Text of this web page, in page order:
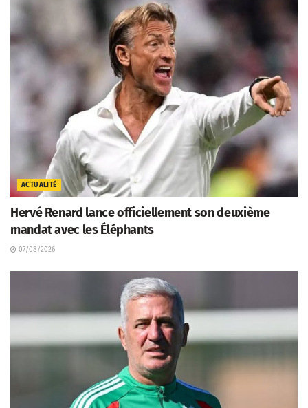
ACTUALITÉ
Hervé Renard lance officiellement son deuxième
mandat avec les Éléphants
07/08/2026